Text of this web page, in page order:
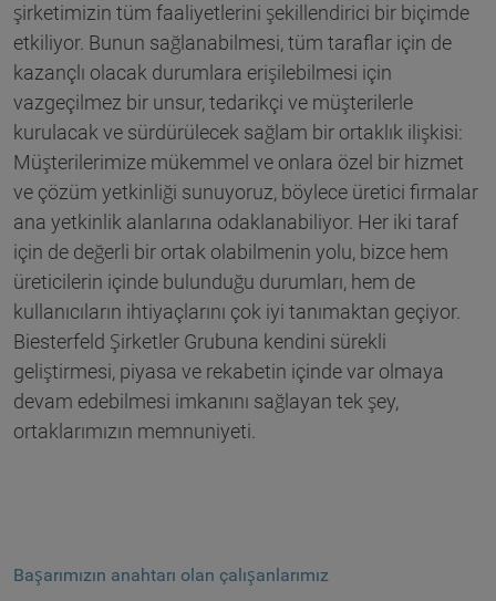
şirketimizin tüm faaliyetlerini şekillendirici bir biçimde
etkiliyor. Bunun sağlanabilmesi, tüm taraflar için de
kazançlı olacak durumlara erişilebilmesi için
vazgeçilmez bir unsur, tedarikçi ve müşterilerle
kurulacak ve sürdürülecek sağlam bir ortaklık ilişkisi:
Müşterilerimize mükemmel ve onlara özel bir hizmet
ve çözüm yetkinliği sunuyoruz, böylece üretici firmalar
ana yetkinlik alanlarına odaklanabiliyor. Her iki taraf
için de değerli bir ortak olabilmenin yolu, bizce hem
üreticilerin içinde bulunduğu durumları, hem de
kullanıcıların ihtiyaçlarını çok iyi tanımaktan geçiyor.
Biesterfeld Şirketler Grubuna kendini sürekli
geliştirmesi, piyasa ve rekabetin içinde var olmaya
devam edebilmesi imkanını sağlayan tek şey,
ortaklarımızın memnuniyeti.
Başarımızın anahtarı olan çalışanlarımız